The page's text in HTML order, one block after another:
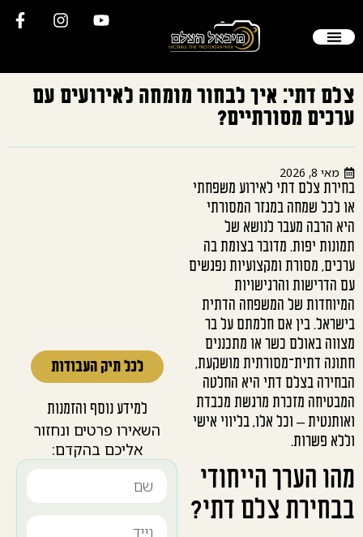
צלם דתי: איך לבחור מומחה לאירועים עם
ערכים מסורתיים?
מאי 8, 2026
בחירת צלם דתי לאירוע משפחתי
או לכל שמחה במגזר המסורתי
היא הרבה מעבר לנושא של
תמונות יפות. מדובר בצומת בה
ערכים, מסורת ומקצועיות נפגשים
עם הדרישות והרגישויות
המיוחדות של המשפחה הדתית
בישראל. בין אם חלמתם על בר
מצווה באולם כשר או מתכננים
חתונה דתית־מסורתית מושקעת,
הבחירה בצלם דתי היא החלטה
המבטיחה מזכרת מרגשת מכבדת
ואותנטית – וכל אלו, בליווי אישי
וללא פשרות.
מהו הערך הייחודי
בבחירת צלם דתי?
לכל תיק העבודות
למידע נוסף והזמנות
השאירו פרטים ונחזור
אליכם בהקדם: